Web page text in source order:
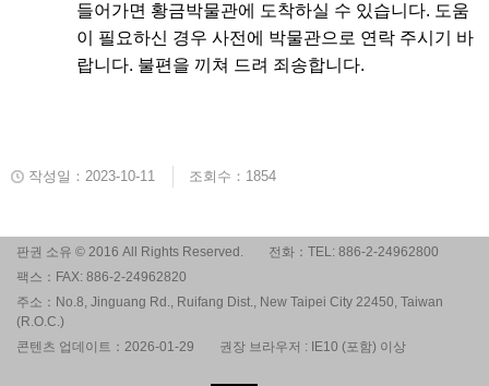
들어가면 황금박물관에 도착하실 수 있습니다. 도움
이 필요하신 경우 사전에 박물관으로 연락 주시기 바
랍니다. 불편을 끼쳐 드려 죄송합니다.
작성일：2023-10-11 조회수：1854
판권 소유 © 2016 All Rights Reserved.
전화：TEL: 886-2-24962800
팩스：FAX: 886-2-24962820
주소：No.8, Jinguang Rd., Ruifang Dist., New Taipei City 22450, Taiwan
(R.O.C.)
콘텐츠 업데이트：2026-01-29
권장 브라우저 : IE10 (포함) 이상